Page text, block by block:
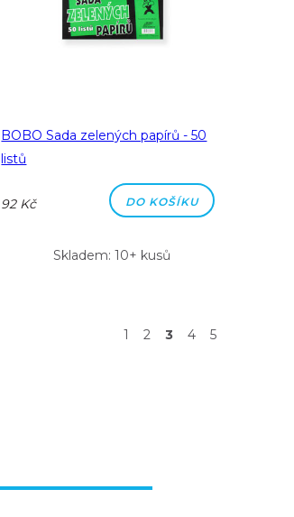
BOBO Sada zelených papírů - 50
listů
92 Kč DO KOŠÍKU
Skladem: 10+ kusů
1 2 3 4 5